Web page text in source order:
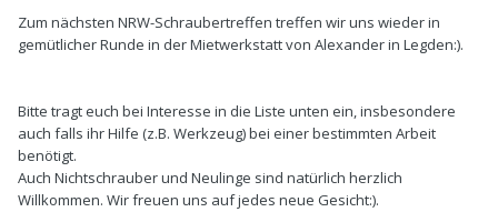
Zum nächsten NRW-Schraubertreffen treffen wir uns wieder in
gemütlicher Runde in der Mietwerkstatt von Alexander in Legden:).
Bitte tragt euch bei Interesse in die Liste unten ein, insbesondere
auch falls ihr Hilfe (z.B. Werkzeug) bei einer bestimmten Arbeit
benötigt.
Auch Nichtschrauber und Neulinge sind natürlich herzlich
Willkommen. Wir freuen uns auf jedes neue Gesicht:).